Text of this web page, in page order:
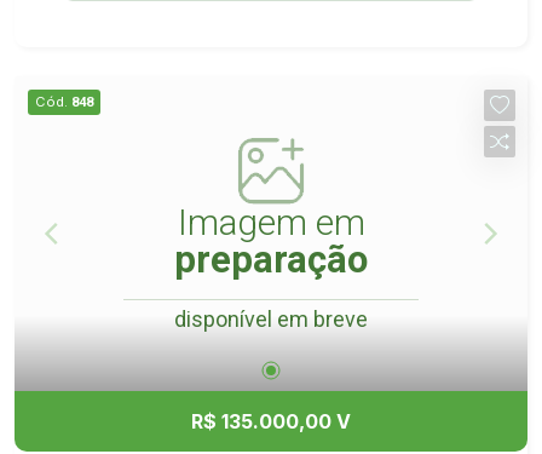
Cód. 848
Imagem em
preparação
disponível em breve
R$ 135.000,00 V